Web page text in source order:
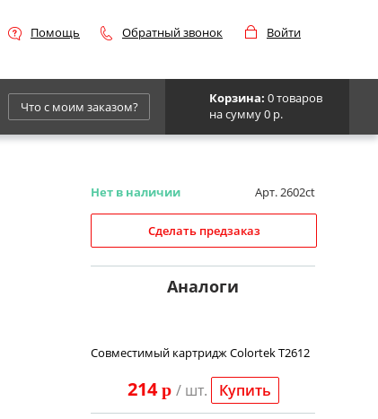
Помощь Обратный звонок Войти
Что с моим заказом?
Корзина: 0 товаров
на сумму 0 р.
Нет в наличии Арт. 2602ct
Сделать предзаказ
Аналоги
Совместимый картридж Colortek T2612
214p / шт. Купить